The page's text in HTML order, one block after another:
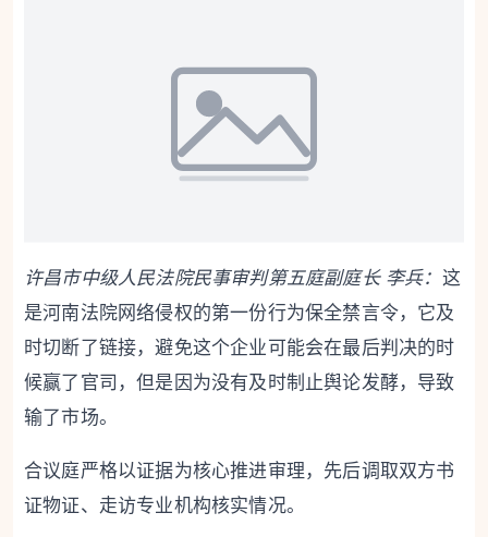
许昌市中级人民法院民事审判第五庭副庭长 李兵： 这
是河南法院网络侵权的第一份行为保全禁言令，它及
时切断了链接，避免这个企业可能会在最后判决的时
候赢了官司，但是因为没有及时制止舆论发酵，导致
输了市场。
合议庭严格以证据为核心推进审理，先后调取双方书
证物证、走访专业机构核实情况。